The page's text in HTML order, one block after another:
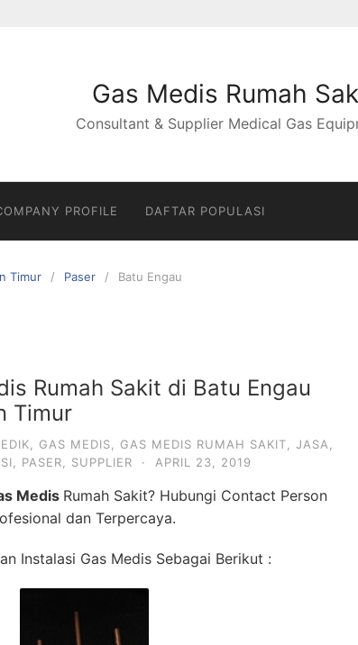
Gas Medis Rumah
Consultant & Supplier Medical Gas
PROFILE DAFTAR POPULASI
Timur Paser Batu Engau
Rumah Sakit di Batu Engau
Timur
GAS MEDIS GAS MEDIS RUMAH SAKIT JASA
PASER SUPPLIER · APRIL 23, 2019
Medis Rumah Sakit? Hubungi Contact Person
dan Terpercaya.
Instalasi Gas Medis Sebagai Berikut :